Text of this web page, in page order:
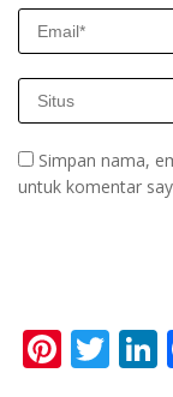
Simpan nama,
untuk komentar
Pi T